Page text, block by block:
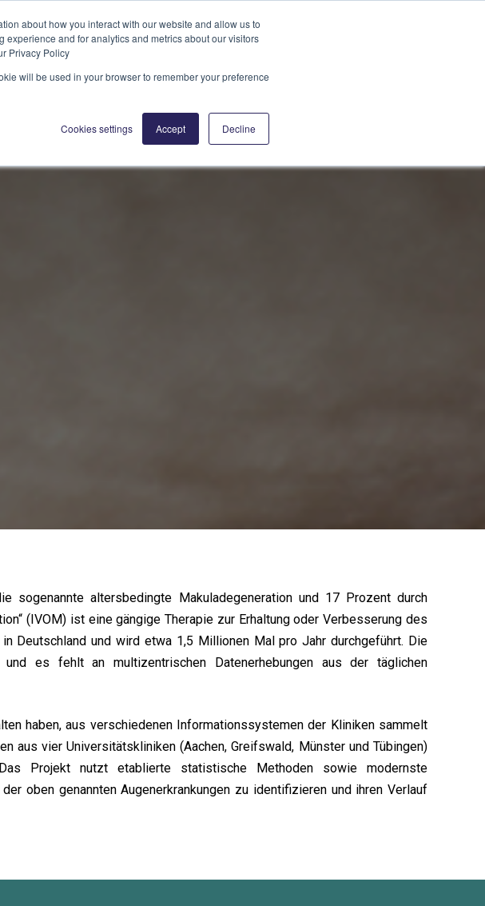
about how you interact with our website and allow us to
and for analytics and metrics about our visitors
Privacy Policy
will be used in your browser to remember your preference
Cookies settings Accept Decline
sogenannte altersbedingte Makuladegeneration und 17 Prozent durch
(IVOM) ist eine gängige Therapie zur Erhaltung oder Verbesserung des
Deutschland und wird etwa 1,5 Millionen Mal pro Jahr durchgeführt. Die
es fehlt an multizentrischen Datenerhebungen aus der täglichen
haben, aus verschiedenen Informationssystemen der Kliniken sammelt
aus vier Universitätskliniken (Aachen, Greifswald, Münster und Tübingen)
Projekt nutzt etablierte statistische Methoden sowie modernste
oben genannten Augenerkrankungen zu identifizieren und ihren Verlauf